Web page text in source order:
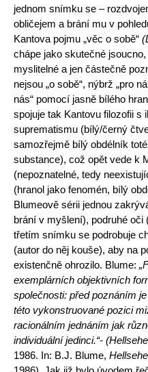
jednom snímku se –
obličejem a brání mu v
Kantova pojmu „věc o sobě“
chápe jako skutečné
myslitelné a jen částečně
nejsou „o sobě“, nýbrž „pro
nás“ pomocí jasně bílého
spojuje tak Kantovu filozofii s
suprematismu (bílý/černý
samozřejmě bílý obdélník
substance), což opět vede k
(nepoznatelné, tedy
(hranol jako fenomén, bílý
Blumeově sérii jednou
brání v myšlení), podru­hé oči
třetím snímku se podrobuje
(autor do něj kouše), aby na
existenčně ohrozilo. Blume:
exemplárních objektivních
společnosti: před po­znáním
této vykonstruované pozici
racionálním jednáním jak
individuální jedinci.“-
1986. In: B.J. Blume,